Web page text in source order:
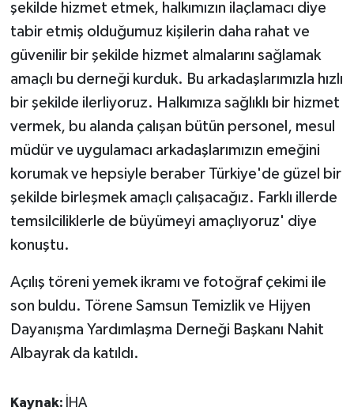
şekilde hizmet etmek, halkımızın ilaçlamacı diye
tabir etmiş olduğumuz kişilerin daha rahat ve
güvenilir bir şekilde hizmet almalarını sağlamak
amaçlı bu derneği kurduk. Bu arkadaşlarımızla hızlı
bir şekilde ilerliyoruz. Halkımıza sağlıklı bir hizmet
vermek, bu alanda çalışan bütün personel, mesul
müdür ve uygulamacı arkadaşlarımızın emeğini
korumak ve hepsiyle beraber Türkiye'de güzel bir
şekilde birleşmek amaçlı çalışacağız. Farklı illerde
temsilciliklerle de büyümeyi amaçlıyoruz' diye
konuştu.
Açılış töreni yemek ikramı ve fotoğraf çekimi ile
son buldu. Törene Samsun Temizlik ve Hijyen
Dayanışma Yardımlaşma Derneği Başkanı Nahit
Albayrak da katıldı.
Kaynak: İHA